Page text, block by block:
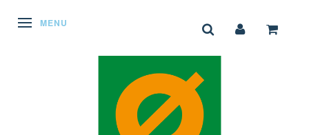
SKIFTE NAVIGATION
MENU